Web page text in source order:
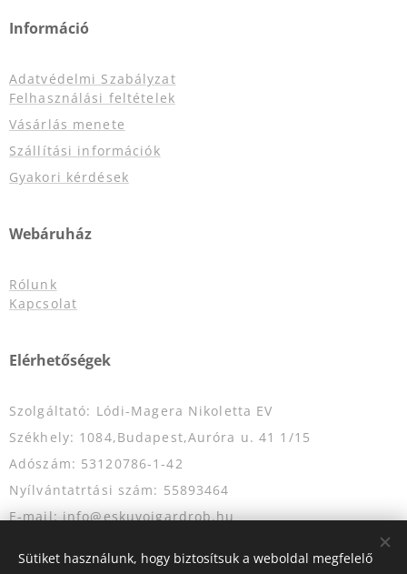
Információ
Adatvédelmi Szabályzat
Felhasználási feltételek
Vásárlás menete
Szállítási információk
Gyakori kérdések
Webáruház
Rólunk
Kapcsolat
Elérhetőségek
Szolgáltató: Lódi-Magera Nikoletta EV
Székhely: 1084,Budapest,Auróra u. 41 1/15
Adószám: 53120786-1-42
Nyílvántatrtási szám: 55893464
E-mail: info@eskuvoigardrob.hu
Sütiket használunk, hogy biztosítsuk a weboldal megfelelő